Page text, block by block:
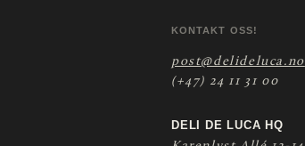
KONTAKT OSS!
post@delideluca.no
(+47) 24 11 31 00
DELI DE LUCA HQ